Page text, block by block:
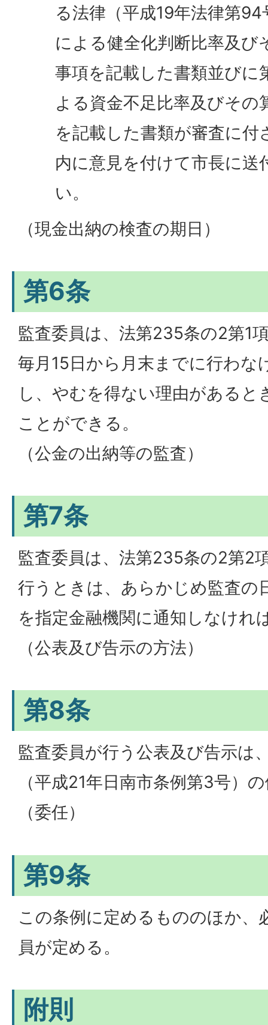
る法律（平成19年法律第
による健全化判断比率及び
事項を記載した書類並びに
よる資金不足比率及びその
を記載した書類が審査に
内に意見を付けて市長に
い。
（現金出納の検査の期日）
第6条
監査委員は、法第235条の2第1
毎月15日から月末までに行わな
し、やむを得ない理由があると
ことができる。
（公金の出納等の監査）
第7条
監査委員は、法第235条の2第2
行うときは、あらかじめ監査の
を指定金融機関に通知しなけれ
（公表及び告示の方法）
第8条
監査委員が行う公表及び告示は
（平成21年日南市条例第3号）
（委任）
第9条
この条例に定めるもののほか、
員が定める。
附則